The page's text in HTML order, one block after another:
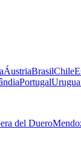
ÁustriaBrasilChile
Portugal
del Duero